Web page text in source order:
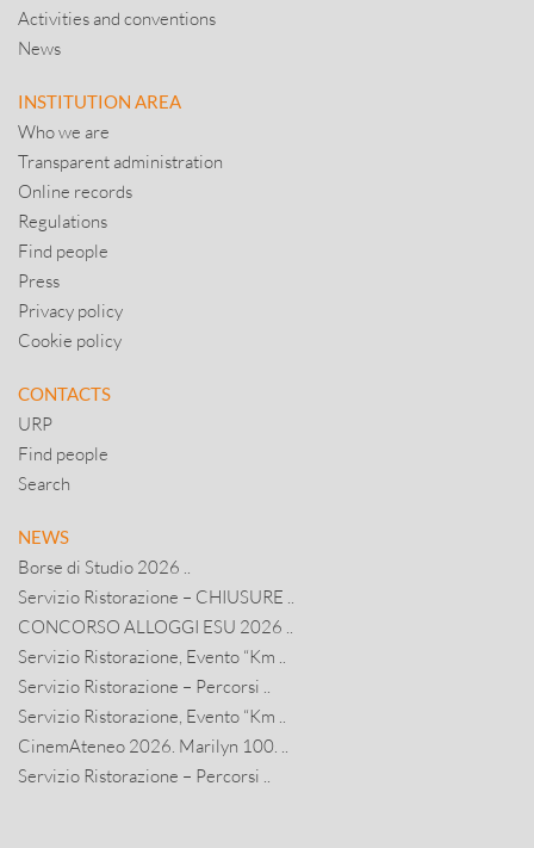
Activities and conventions
News
INSTITUTION AREA
Who we are
Transparent administration
Online records
Regulations
Find people
Press
Privacy policy
Cookie policy
CONTACTS
URP
Find people
Search
NEWS
Borse di Studio 2026 ..
Servizio Ristorazione – CHIUSURE ..
CONCORSO ALLOGGI ESU 2026 ..
Servizio Ristorazione, Evento “Km ..
Servizio Ristorazione – Percorsi ..
Servizio Ristorazione, Evento “Km ..
CinemAteneo 2026. Marilyn 100. ..
Servizio Ristorazione – Percorsi ..